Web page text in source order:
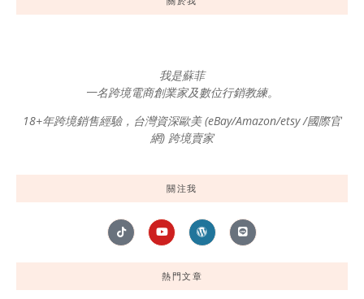
我是蘇菲
一名跨境電商創業家及數位行銷教練。
18+年跨境銷售經驗，台灣資深歐美 (eBay/Amazon/etsy /國際官
網) 跨境賣家
關注我
熱門文章